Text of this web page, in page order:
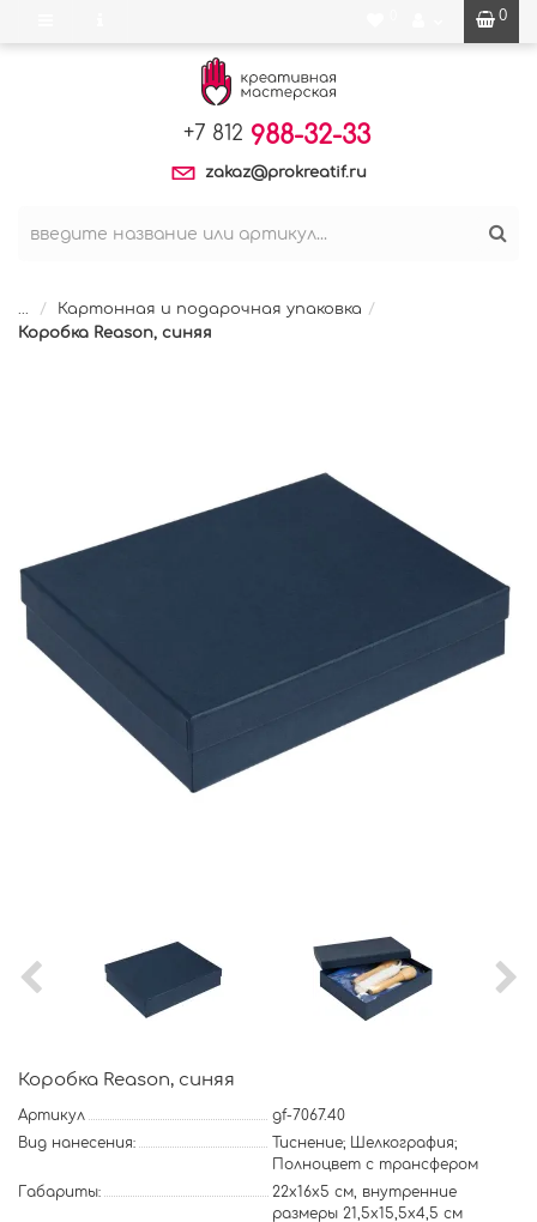
0
+7 812 988-32-33
zakaz@prokreatif.ru
...
Картонная и подарочная упаковка
Коробка Reason, синяя
Коробка Reason, синяя
Артикул
gf-7067.40
Вид нанесения:
Тиснение; Шелкография;
Полноцвет с трансфером
Габариты:
22х16х5 см, внутренние
размеры 21,5х15,5х4,5 см